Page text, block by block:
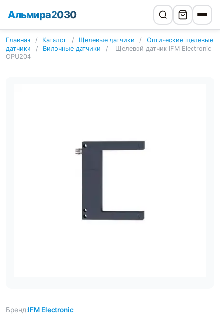
Альмира2030
Главная / Каталог / Щелевые датчики /
Оптические щелевые
датчики
/ Вилочные датчики /
Щелевой датчик IFM Electronic
OPU204
Бренд:IFM Electronic